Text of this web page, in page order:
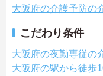
大阪府の介護予防の
こだわり条件
大阪府の夜勤専従の
大阪府の駅から徒歩